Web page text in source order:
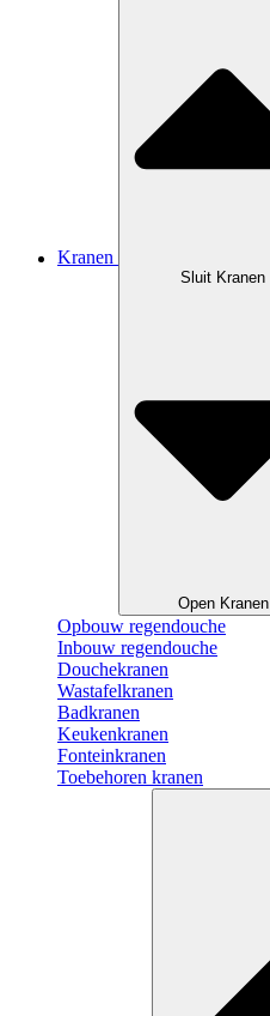
Kranen
Sluit Kranen
Open Kranen
Opbouw regendouche
Inbouw regendouche
Douchekranen
Wastafelkranen
Badkranen
Keukenkranen
Fonteinkranen
Toebehoren kranen